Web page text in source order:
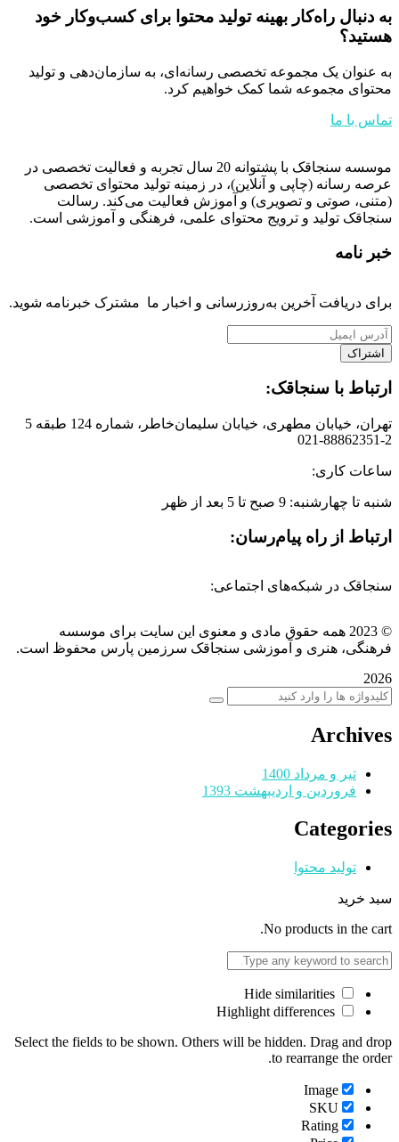
به دنبال راه‌کار بهینه تولید محتوا برای کسب‌و‌کار خود
هستید؟
به عنوان یک مجموعه تخصصی رسانه‌ای، به سازمان‌دهی و تولید
محتوای مجموعه شما کمک خواهیم کرد.
تماس با ما
موسسه سنجاقک با پشتوانه 20 سال تجربه و فعالیت تخصصی در
عرصه رسانه (چاپی و آنلاین)، در زمینه تولید محتوای تخصصی
(متنی، صوتی و تصویری) و آموزش فعالیت می‌کند. رسالت
سنجاقک تولید و ترویج محتوای علمی، فرهنگی و آموزشی است.
خبر نامه
برای دریافت آخرین به‌روزرسانی و اخبار ما مشترک خبرنامه شوید.
ارتباط با سنجاقک:
تهران، خیابان مطهری، خیابان سلیمان‌خاطر، شماره 124 طبقه 5
021-88862351-2
ساعات کاری:
شنبه تا چهارشنبه: 9 صبح تا 5 بعد از ظهر
ارتباط از راه پیام‌رسان:
سنجاقک در شبکه‌های اجتماعی:
©
2023 همه حقوق مادی و معنوی این سایت برای موسسه
فرهنگی، هنری و آموزشی سنجاقک سرزمین پارس محفوظ است.
2026
Archives
تیر و مرداد 1400
فروردین و اردیبهشت 1393
Categories
تولید محتوا
سبد خرید
No products in the cart.
Select the fields to be shown. Others will be hidden. Drag and drop
to rearrange the order.
Image
SKU
Rating